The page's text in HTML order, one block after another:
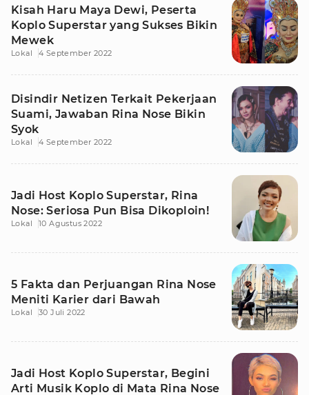
Kisah Haru Maya Dewi, Peserta
Koplo Superstar yang Sukses Bikin
Mewek
Lokal 4 September 2022
Disindir Netizen Terkait Pekerjaan
Suami, Jawaban Rina Nose Bikin
Syok
Lokal 4 September 2022
Jadi Host Koplo Superstar, Rina
Nose: Seriosa Pun Bisa Dikoploin!
Lokal 10 Agustus 2022
5 Fakta dan Perjuangan Rina Nose
Meniti Karier dari Bawah
Lokal 30 Juli 2022
Jadi Host Koplo Superstar, Begini
Arti Musik Koplo di Mata Rina Nose